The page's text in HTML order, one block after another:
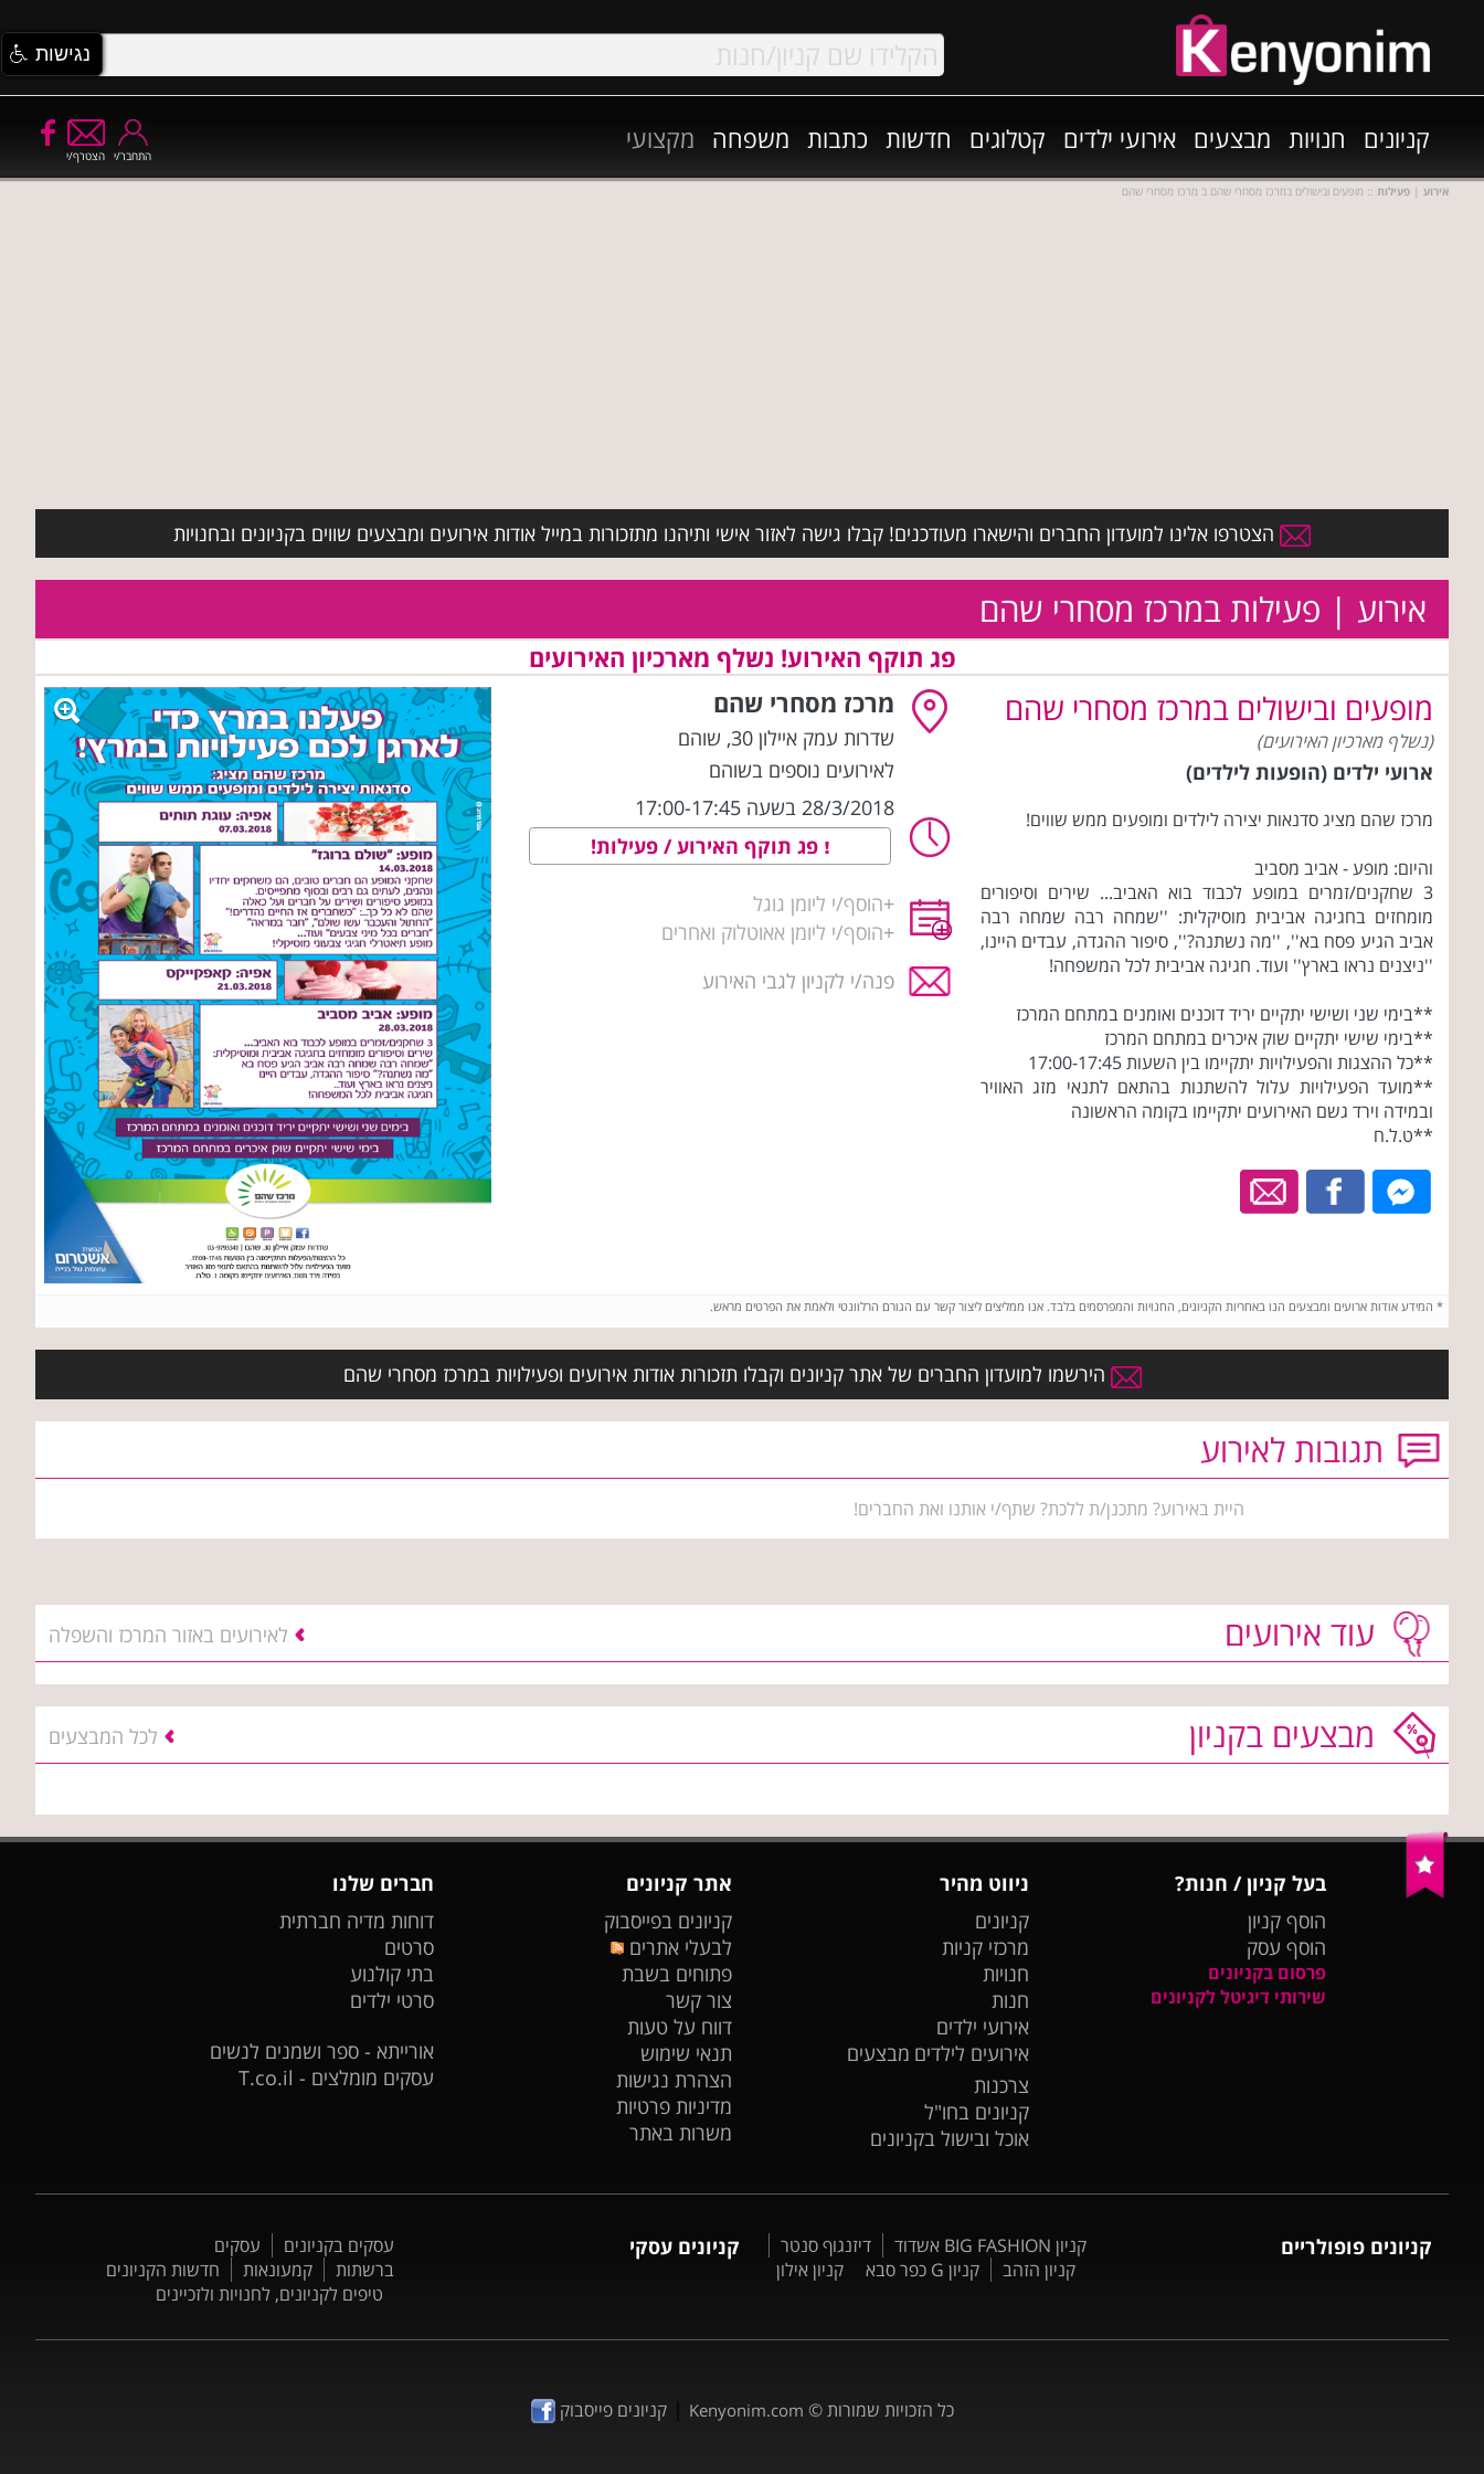
קניונים חנויות מבצעים אירועי ילדים קטלוגים חדשות כתבות משפחה מקצועי
הצטרף/י התחבר/י
אירוע | פעילות :: מופעים ובישולים במרכז מסחרי שהם ב מרכז מסחרי שהם
הצטרפו אלינו למועדון החברים והישארו מעודכנים! קבלו גישה לאזור אישי ותיהנו מתזכורות במייל אודות אירועים ומבצעים שווים בקניונים ובחנויות
אירוע | פעילות במרכז מסחרי שהם
פג תוקף האירוע! נשלף מארכיון האירועים
מופעים ובישולים במרכז מסחרי שהם
(נשלף מארכיון האירועים)
ארועי ילדים (הופעות לילדים)
מרכז שהם מציג סדנאות יצירה לילדים ומופעים ממש שווים!
והיום: מופע - אביב מסביב
3 שחקנים/זמרים במופע לכבוד בוא האביב... שירים וסיפורים
מומחזים בחגיגה אביבית מוסיקלית: ''שמחה רבה שמחה רבה
אביב הגיע פסח בא'', ''מה נשתנה?'', סיפור ההגדה, עבדים היינו,
''ניצנים נראו בארץ'' ועוד. חגיגה אביבית לכל המשפחה!
**בימי שני ושישי יתקיים יריד דוכנים ואומנים במתחם המרכז
**בימי שישי יתקיים שוק איכרים במתחם המרכז
**כל ההצגות והפעילויות יתקיימו בין השעות 17:00-17:45
**מועד הפעילויות עלול להשתנות בהתאם לתנאי מזג האוויר
ובמידה וירד גשם האירועים יתקיימו בקומה הראשונה
**ט.ל.ח
מרכז מסחרי שהם
שדרות עמק איילון 30 , שוהם
לאירועים נוספים בשוהם
28/3/2018 בשעה 17:00-17:45
פג תוקף האירוע / פעילות!
+הוסף/י ליומן גוגל
+הוסף/י ליומן אאוטלוק ואחרים
פנה/י לקניון לגבי האירוע
* המידע אודות ארועים ומבצעים הנו באחריות הקניונים, החנויות והמפרסמים בלבד. אנו ממליצים ליצור קשר עם הגורם הרלוונטי ולאמת את הפרטים מראש.
הירשמו למועדון החברים של אתר קניונים וקבלו תזכורות אודות אירועים ופעילויות במרכז מסחרי שהם
תגובות לאירוע
היית באירוע? מתכנן/ת ללכת? שתף/י אותנו ואת החברים!
עוד אירועים לאירועים באזור המרכז והשפלה
מבצעים בקניון לכל המבצעים
בעל קניון / חנות?
הוסף קניון
הוסף עסק
פרסום בקניונים
שירותי דיגיטל לקניונים
ניווט מהיר
קניונים
מרכזי קניות
חנויות
חנות
אירועי ילדים
אירועים לילדים מבצעים
צרכנות
קניונים בחו"ל
אוכל ובישול בקניונים
אתר קניונים
קניונים בפייסבוק
לבעלי אתרים
פתוחים בשבת
צור קשר
דווח על טעות
תנאי שימוש
הצהרת נגישות
מדיניות פרטיות
משרות באתר
חברים שלנו
דוחות מדיה חברתית
סרטים
בתי קולנוע
סרטי ילדים
אורייתא - ספר ושמנים לנשים
עסקים מומלצים - T.co.il
קניונים פופולריים קניון BIG FASHION אשדוד
דיזנגוף סנטר
קניון הזהב
קניון G כפר סבא קניון אילון
קניונים עסקי עסקים בקניונים
עסקים
ברשתות
קמעונאות
חדשות הקניונים
טיפים לקניונים, לחנויות ולזכיינים
כל הזכויות שמורות © Kenyonim.com
|קניונים פייסבוק
נגישות